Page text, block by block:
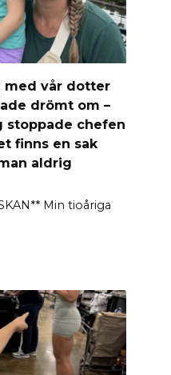
med vår dotter
drömt om –
stoppade chefen
finns en sak
aldrig
Min tioåriga